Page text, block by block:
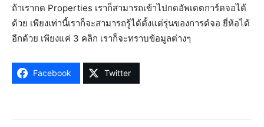
ถ้าเรากด Properties เราก็สามารถเข้าไปกดอัพเดตการ์ดจอได้
ด้วย เพียงเท่านี้เราก็จะสามารถรู้ได้ตั้งแต่รุ่นของการด์จอ ยี่ห้อได้
อีกด้วย เพียงแค่ 3 คลิก เราก็จะทราบข้อมูลต่างๆ
Facebook Twitter